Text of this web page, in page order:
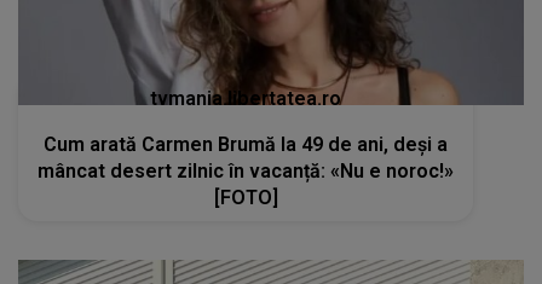
tvmania.libertatea.ro
Cum arată Carmen Brumă la 49 de ani, deși a
mâncat desert zilnic în vacanță: «Nu e noroc!»
[FOTO]